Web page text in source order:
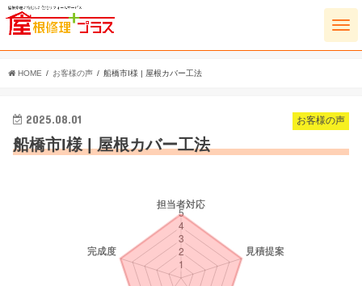
HOME お客様の声 船橋市I様 | 屋根カバー工法
お客様の声
2025.08.01
船橋市I様 | 屋根カバー工法